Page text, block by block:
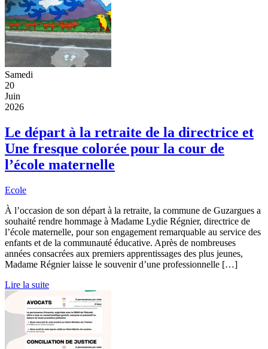
Samedi
20
Juin
2026
Le départ à la retraite de la directrice et
Une fresque colorée pour la cour de
l’école maternelle
Ecole
À l’occasion de son départ à la retraite, la commune de Guzargues a
souhaité rendre hommage à Madame Lydie Régnier, directrice de
l’école maternelle, pour son engagement remarquable au service des
enfants et de la communauté éducative. Après de nombreuses
années consacrées aux premiers apprentissages des plus jeunes,
Madame Régnier laisse le souvenir d’une professionnelle […]
Lire la suite